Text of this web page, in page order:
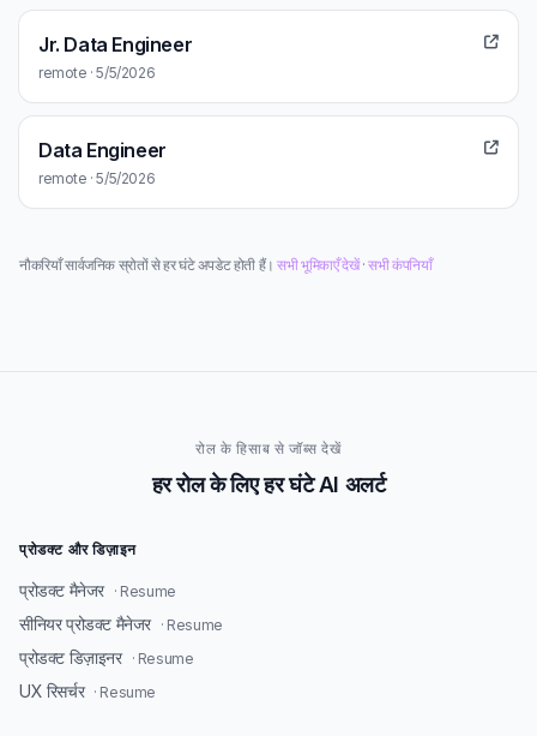
Jr. Data Engineer
remote · 5/5/2026
Data Engineer
remote · 5/5/2026
नौकरियाँ सार्वजनिक स्रोतों से हर घंटे अपडेट होती हैं।सभी भूमिकाएँ देखें·सभी कंपनियाँ
रोल के हिसाब से जॉब्स देखें
हर रोल के लिए हर घंटे AI अलर्ट
प्रोडक्ट और डिज़ाइन
प्रोडक्ट मैनेजर · Resume
सीनियर प्रोडक्ट मैनेजर · Resume
प्रोडक्ट डिज़ाइनर · Resume
UX रिसर्चर · Resume